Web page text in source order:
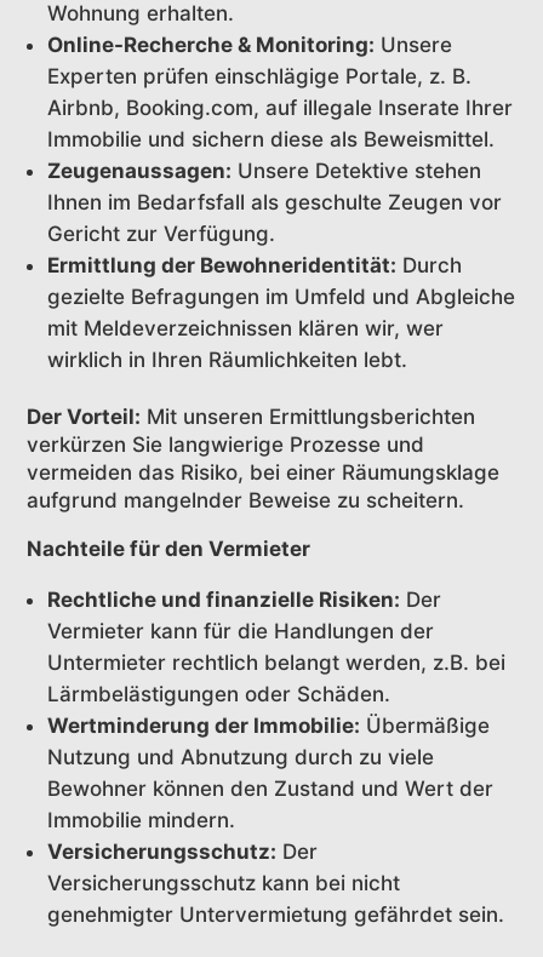
Wohnung erhalten.
Online-Recherche & Monitoring: Unsere
Experten prüfen einschlägige Portale, z. B.
Airbnb, Booking.com, auf illegale Inserate Ihrer
Immobilie und sichern diese als Beweismittel.
Zeugenaussagen: Unsere Detektive stehen
Ihnen im Bedarfsfall als geschulte Zeugen vor
Gericht zur Verfügung.
Ermittlung der Bewohneridentität: Durch
gezielte Befragungen im Umfeld und Abgleiche
mit Meldeverzeichnissen klären wir, wer
wirklich in Ihren Räumlichkeiten lebt.
Der Vorteil: Mit unseren Ermittlungsberichten
verkürzen Sie langwierige Prozesse und
vermeiden das Risiko, bei einer Räumungsklage
aufgrund mangelnder Beweise zu scheitern.
Nachteile für den Vermieter
Rechtliche und finanzielle Risiken: Der
Vermieter kann für die Handlungen der
Untermieter rechtlich belangt werden, z.B. bei
Lärmbelästigungen oder Schäden.
Wertminderung der Immobilie: Übermäßige
Nutzung und Abnutzung durch zu viele
Bewohner können den Zustand und Wert der
Immobilie mindern.
Versicherungsschutz: Der
Versicherungsschutz kann bei nicht
genehmigter Untervermietung gefährdet sein.